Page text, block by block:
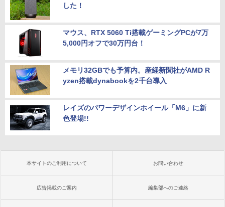
した！
マウス、RTX 5060 Ti搭載ゲーミングPCが7万
5,000円オフで30万円台！
メモリ32GBでも予算内。産経新聞社がAMD R
yzen搭載dynabookを2千台導入
レイズのパワーデザインホイール「M6」に新
色登場!!
本サイトのご利用について お問い合わせ
広告掲載のご案内 編集部へのご連絡